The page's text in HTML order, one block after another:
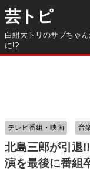
芸トピ
白組大トリのサブちゃ
に!?
北島三郎が引退
演を最後に番組
テレビ番組・映画 音